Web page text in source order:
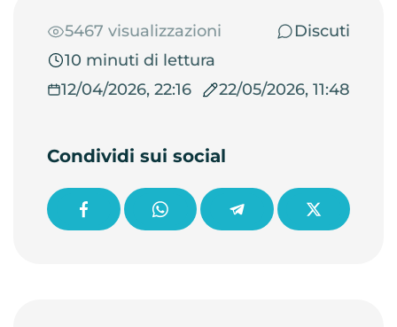
5467 visualizzazioni
Discuti
10 minuti di lettura
12/04/2026, 22:16
22/05/2026, 11:48
Condividi sui social